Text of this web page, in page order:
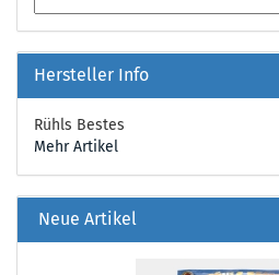
Hersteller Info
Rühls Bestes
Mehr Artikel
Neue Artikel